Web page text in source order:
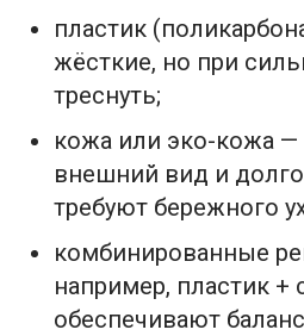
пластик
жёсткие, но при
треснуть;
кожа или эко-кожа
внешний вид и
требуют бережного
комбинированные
например, пластик +
обеспечивают